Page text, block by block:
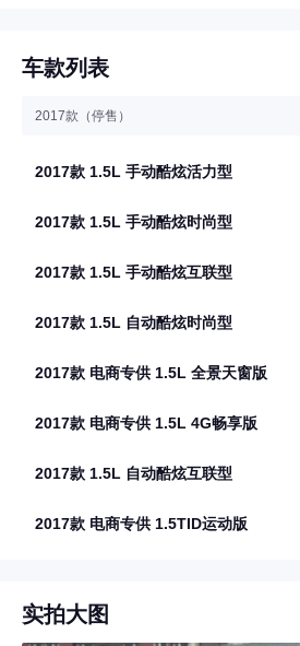
车款列表
2017款（停售）
2017款 1.5L 手动酷炫活力型
2017款 1.5L 手动酷炫时尚型
2017款 1.5L 手动酷炫互联型
2017款 1.5L 自动酷炫时尚型
2017款 电商专供 1.5L 全景天窗版
2017款 电商专供 1.5L 4G畅享版
2017款 1.5L 自动酷炫互联型
2017款 电商专供 1.5TID运动版
实拍大图